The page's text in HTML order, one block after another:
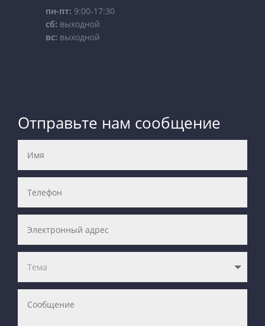
пн-пт: 9:00-17:30
сб: выходной
вс: выходной
Отправьте нам сообщение